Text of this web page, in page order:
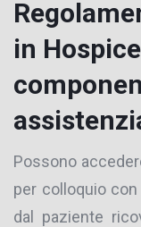
in
Possono
per colloquio
dal paziente